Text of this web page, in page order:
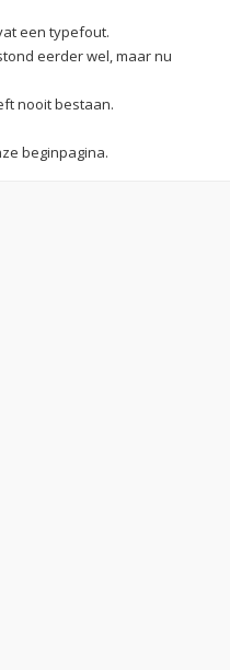
een typefout.
eerder wel, maar nu
nooit bestaan.
beginpagina.